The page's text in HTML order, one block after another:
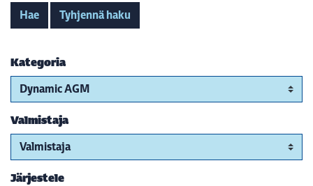
Hae Tyhjennä haku
Kategoria
Valmistaja
Järjestele